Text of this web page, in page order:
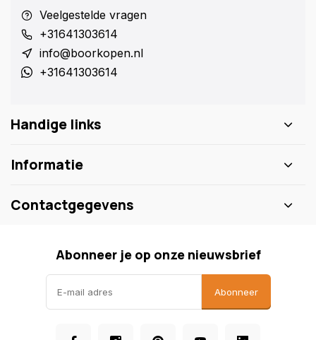
Veelgestelde vragen
+31641303614
info@boorkopen.nl
+31641303614
Handige links
Informatie
Contactgegevens
Abonneer je op onze nieuwsbrief
Abonneer